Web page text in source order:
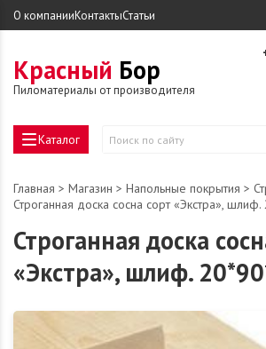
О компанииКонтактыСтатьи
Красный Бор
Пиломатериалы от производителя
Каталог
Поиск
сайту
Главная > Магазин > Напольные покрытия >
Строганная доска сосна сорт «Экстра»,
Строганная доска
«Экстра», шлиф.